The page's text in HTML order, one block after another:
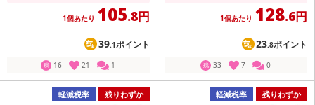
1個あたり 105.8円
39.1ポイント
残 16 21 1
1個あたり 128.6円
23.8ポイント
残 33 7 0
軽減税率 残りわずか 軽減税率 残りわずか